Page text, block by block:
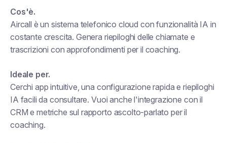
Cos'è.
Aircall è un sistema telefonico cloud con funzionalità IA in
costante crescita. Genera riepiloghi delle chiamate e
trascrizioni con approfondimenti per il coaching.
Ideale per.
Cerchi app intuitive, una configurazione rapida e riepiloghi
IA facili da consultare. Vuoi anche l'integrazione con il
CRM e metriche sul rapporto ascolto-parlato per il
coaching.